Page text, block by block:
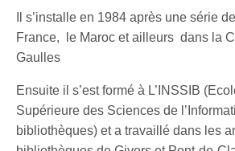
Il s’installe en 1984 après une série
France, le Maroc et ailleurs dans la
Gaulles
Ensuite il s’est formé à L’INSSIB
Supérieure des Sciences de
bibliothèques) et a travaillé dans les